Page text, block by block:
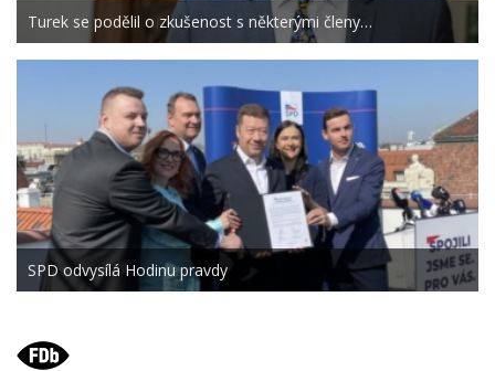
Turek se podělil o zkušenost s některými členy…
SPD odvysílá Hodinu pravdy